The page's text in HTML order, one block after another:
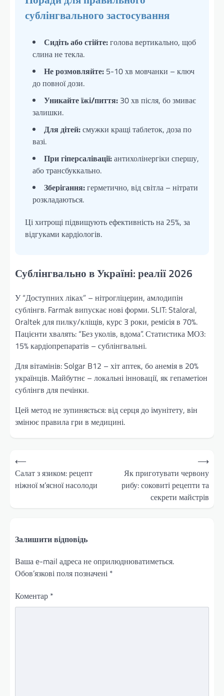
сублінгвального застосування
Сидіть або стійте:голова вертикально, щоб
слина не текла.
Не розмовляйте: 5-10 хв мовчанки – ключ
до повної дози.
Уникайте їжі/пиття: 30 хв після, бо змиває
залишки.
Для дітей:смужки кращі таблеток, доза по
вазі.
При гіперсалівації:антихолінергіки спершу,
або трансбуккально.
Зберігання:герметично, від світла – нітрати
розкладаються.
Ці хитрощі підвищують ефективність на 25%, за
відгуками кардіологів.
Сублінгвально в Україні: реалії 2026
У “Доступних ліках” – нітрогліцерин, амлодипін
сублінгв. Farmak випускає нові форми. SLIT: Staloral,
Oraltek для пилку/кліщів, курс 3 роки, ремісія в 70%.
Пацієнти хвалять: “Без уколів, вдома”. Статистика МОЗ:
15% кардіопрепаратів – сублінгвальні.
Для вітамінів: Solgar B12 – хіт аптек, бо анемія в 20%
українців. Майбутнє – локальні інновації, як гепаметіон
сублінгв для печінки.
Цей метод не зупиняється: від серця до імунітету, він
змінює правила гри в медицині.
Навігація
записів
⟵
Салат з язиком: рецепт
ніжної м’ясної насолоди
Як приготувати червону
рибу: соковиті рецепти та
секрети майстрів
⟶
Залишити відповідь
Ваша e-mail адреса не оприлюднюватиметься.
Обов’язкові поля позначені *
Коментар *